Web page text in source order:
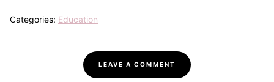
Categories: Education
LEAVE A COMMENT